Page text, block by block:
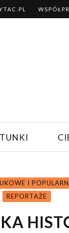
I
REPORTAŻE